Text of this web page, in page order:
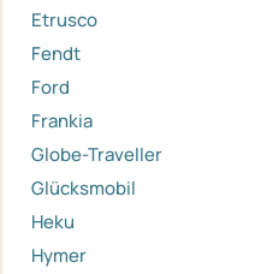
Etrusco
Fendt
Ford
Frankia
Globe-Traveller
Glücksmobil
Heku
Hymer